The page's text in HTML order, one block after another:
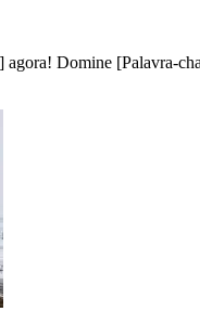
Domine [Palavra-